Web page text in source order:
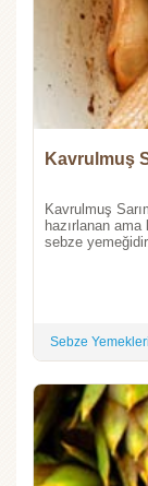
Kavrulmuş
Kavrulmuş
hazırlanan
sebze
Sebze Yemekleri